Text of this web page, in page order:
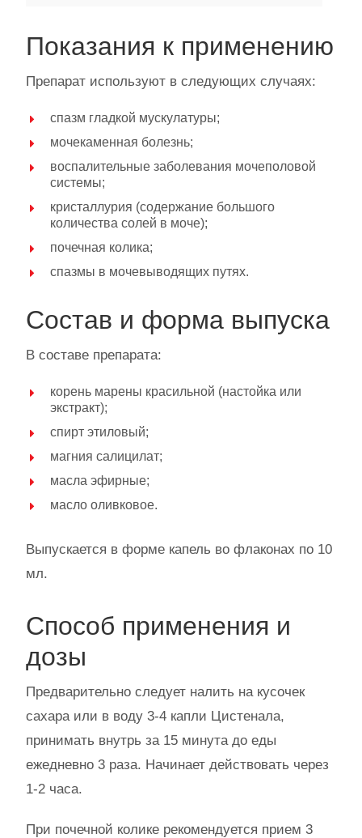
Показания к применению
Препарат используют в следующих случаях:
спазм гладкой мускулатуры;
мочекаменная болезнь;
воспалительные заболевания мочеполовой
системы;
кристаллурия (содержание большого
количества солей в моче);
почечная колика;
спазмы в мочевыводящих путях.
Состав и форма выпуска
В составе препарата:
корень марены красильной (настойка или
экстракт);
спирт этиловый;
магния салицилат;
масла эфирные;
масло оливковое.
Выпускается в форме капель во флаконах по 10
мл.
Способ применения и
дозы
Предварительно следует налить на кусочек
сахара или в воду 3-4 капли Цистенала,
принимать внутрь за 15 минута до еды
ежедневно 3 раза. Начинает действовать через
1-2 часа.
При почечной колике рекомендуется прием 3